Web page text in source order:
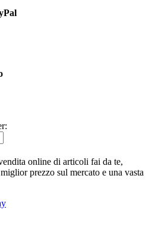
online di articoli fai da te,
prezzo sul mercato e una vasta